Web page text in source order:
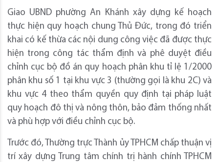
Giao UBND phường An Khánh xây dựng kế hoạch
thực hiện quy hoạch chung Thủ Đức, trong đó triển
khai có kế thừa các nội dung công việc đã được thực
hiện trong công tác thẩm định và phê duyệt điều
chỉnh cục bộ đồ án quy hoạch phân khu tỉ lệ 1/2000
phân khu số 1 tại khu vực 3 (thường gọi là khu 2C) và
khu vực 4 theo thẩm quyền quy định tại pháp luật
quy hoạch đô thị và nông thôn, bảo đảm thống nhất
và phù hợp với điều chỉnh cục bộ.
Trước đó, Thường trực Thành ủy TPHCM chấp thuận vị
trí xây dựng Trung tâm chính trị hành chính TPHCM